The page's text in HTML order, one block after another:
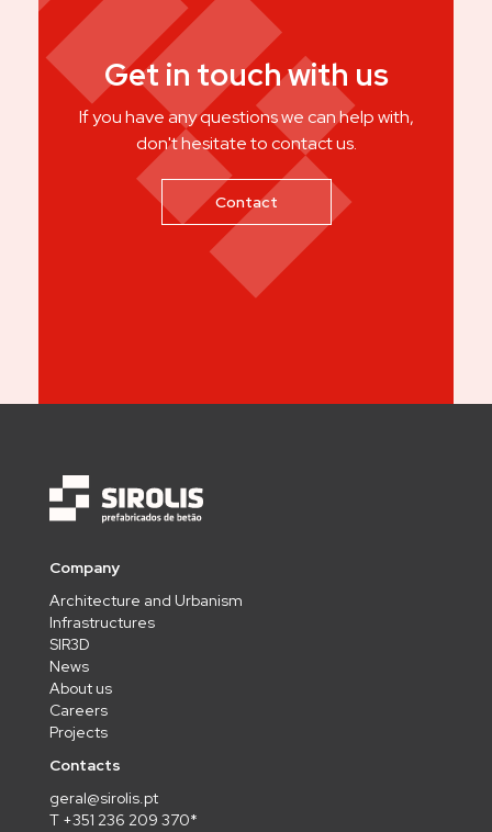
Get in touch with us
If you have any questions we can help with,
don't hesitate to contact us.
Contact
Company
Architecture and Urbanism
Infrastructures
SIR3D
News
About us
Careers
Projects
Contacts
geral@sirolis.pt
T +351 236 209 370*